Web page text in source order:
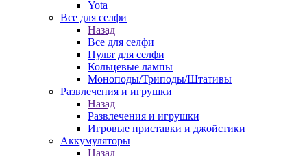
Yota
Все для селфи
Назад
Все для селфи
Пульт для селфи
Кольцевые лампы
Моноподы/Триподы/Штативы
Развлечения и игрушки
Назад
Развлечения и игрушки
Игровые приставки и джойстики
Аккумуляторы
Назад